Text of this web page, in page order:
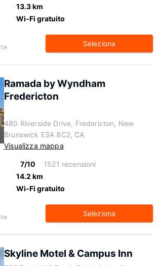
13.3 km
Wi-Fi gratuito
Seleziona
Ramada by Wyndham
Fredericton
480 Riverside Drive, Fredericton, New
Brunswick E3A 8C2, CA
Visualizza mappa
7/10
1521 recensioni
14.2 km
Wi-Fi gratuito
Seleziona
Skyline Motel & Campus Inn